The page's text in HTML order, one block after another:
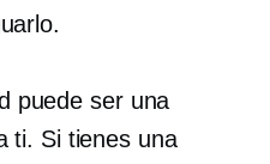
puede ser una
ti. Si tienes una